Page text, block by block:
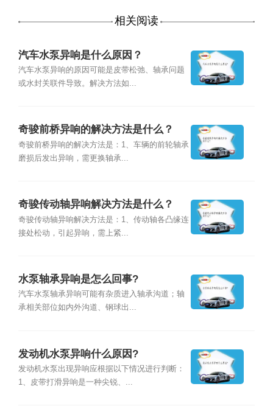
相关阅读
汽车水泵异响是什么原因？
汽车水泵异响的原因可能是皮带松弛、轴承问题
或水封关联件导致。解决方法如...
奇骏前桥异响的解决方法是什么？
奇骏前桥异响的解决方法是：1、车辆的前轮轴承
磨损后发出异响，需更换轴承...
奇骏传动轴异响解决方法是什么？
奇骏传动轴异响解决方法是：1、传动轴各凸缘连
接处松动，引起异响，需上紧...
水泵轴承异响是怎么回事?
汽车水泵轴承异响可能有杂质进入轴承沟道；轴
承相关部位如内外沟道、钢球出...
发动机水泵异响什么原因?
发动机水泵出现异响应根据以下情况进行判断：
1、皮带打滑异响是一种尖锐、...